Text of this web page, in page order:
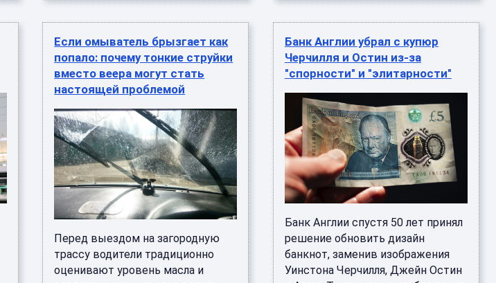
Если омыватель брызгает как
попало: почему тонкие струйки
вместо веера могут стать
настоящей проблемой
Перед выездом на загородную
трассу водители традиционно
оценивают уровень масла и
Банк Англии убрал с купюр
Черчилля и Остин из-за
"спорности" и "элитарности"
Банк Англии спустя 50 лет принял
решение обновить дизайн
банкнот, заменив изображения
Уинстона Черчилля, Джейн Остин